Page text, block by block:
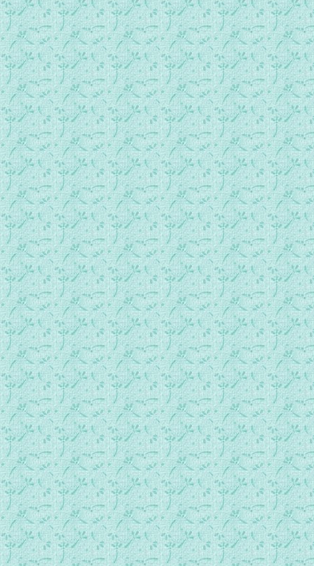
078福音若望传第06章 五饼二鱼食五千众、论圣体.mp3
079福音若望传第07章 耶稣微行上都、殿中训众（信之者生
080福音若望传第08章 耶稣宽恕奸妇、耶稣为世之光.mp3
081福音若望传第09章 耶稣愈胎瞽.mp3
082福音若望传第10章 善牧喻、耶稣自陈所属.mp3
083福音若望传第11章 耶稣活赖柴鲁、司祭等欲害耶稣.mp3
084福音若望传第12章 玛丽以香膏敷耶稣足、耶稣乘驴入都
085福音若望传第13章 耶稣为宗徒濯足、耶稣预言被鬻、勉
086福音若望传第14章 论爱耶稣者应守其诫、耶稣许赐圣神
087福音若望传第15章 葡萄树喻、耶稣慰勉宗徒.mp3
088福音若望传第16章 阐述必先忧而后乐.mp3
089福音若望传第17章 耶稣为己为徒为信众祈祷.mp3
090福音若望传第18章 耶稣被执受询、伯铎禄三次否认.mp3
091福音若望传第19章 耶稣蒙难及安窀.mp3
092福音若望传第20章 耶稣复活及现形.mp3
093福音若望传第21章 伯铎禄三次致诚、耶稣预言伯铎禄之
094宗徒大事录第01章 耶稣升天、马提亚当选宗徒.mp3
095宗徒大事录第02章 圣神降临、伯铎禄首次讲道.mp3
096宗徒大事录第03章 跛者获痊、伯铎禄宣道.mp3
097宗徒大事录第04章 二徒受讯、以辱为荣.mp3
098宗徒大事录第05章 亚拿尼夫妇因诈受罚、宗徒证道受笞
099宗徒大事录第06章 选任副祭七人.mp3
100宗徒大事录第07章 司谛文证道殉身.mp3